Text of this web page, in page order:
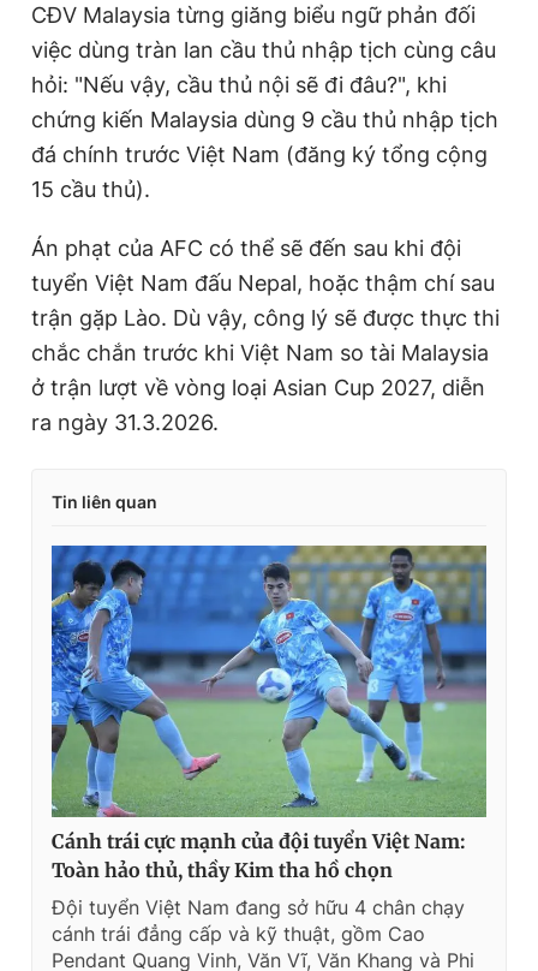
CĐV Malaysia từng giăng biểu ngữ phản đối
việc dùng tràn lan cầu thủ nhập tịch cùng câu
hỏi: "Nếu vậy, cầu thủ nội sẽ đi đâu?", khi
chứng kiến Malaysia dùng 9 cầu thủ nhập tịch
đá chính trước Việt Nam (đăng ký tổng cộng
15 cầu thủ).
Án phạt của AFC có thể sẽ đến sau khi đội
tuyển Việt Nam đấu Nepal, hoặc thậm chí sau
trận gặp Lào. Dù vậy, công lý sẽ được thực thi
chắc chắn trước khi Việt Nam so tài Malaysia
ở trận lượt về vòng loại Asian Cup 2027, diễn
ra ngày 31.3.2026.
Tin liên quan
Cánh trái cực mạnh của đội tuyển Việt Nam:
Toàn hảo thủ, thầy Kim tha hồ chọn
Đội tuyển Việt Nam đang sở hữu 4 chân chạy
cánh trái đẳng cấp và kỹ thuật, gồm Cao
Pendant Quang Vinh, Văn Vĩ, Văn Khang và Phi